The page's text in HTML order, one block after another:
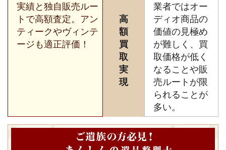
実績と独自販売ルー
トで高額査定。アン
ティークやヴィンテ
ージも適正評価！
高
額
買
取
実
現
業者ではオー
ディオ商品の
価値の見極め
が難しく、買
取価格が低く
なることや販
売ルートが限
られることが
多い。